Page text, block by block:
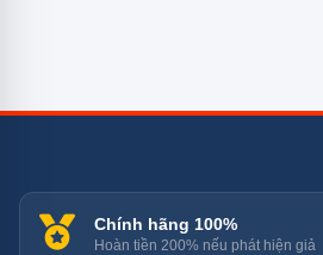
Chính hãng 100%
Hoàn tiền 200% nếu phát hiện giả